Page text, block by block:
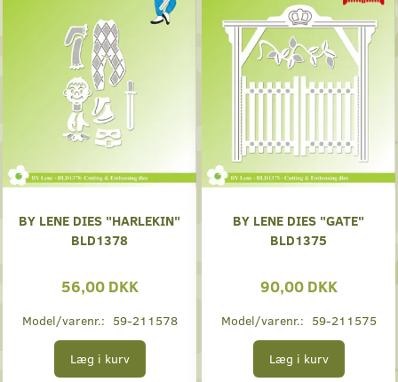
BY LENE DIES "HARLEKIN"
BLD1378
56,00 DKK
Model/varenr.: 59-211578
Læg i kurv
BY LENE DIES "GATE"
BLD1375
90,00 DKK
Model/varenr.: 59-211575
Læg i kurv